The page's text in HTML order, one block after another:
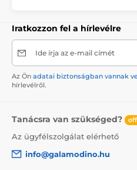
Iratkozzon fel a hírlevélre
Ide írja az e-mail címét
Az Ön adatai biztonságban vannak
hírlevélről.
Tanácsra van szükséged?
Az ügyfélszolgálat elérhető
info@galamodino.hu